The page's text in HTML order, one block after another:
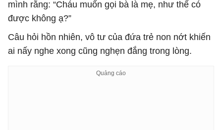
mình rằng: “Cháu muốn gọi bà là mẹ, như thế có
được không ạ?”
Câu hỏi hồn nhiên, vô tư của đứa trẻ non nớt khiến
ai nấy nghe xong cũng nghẹn đắng trong lòng.